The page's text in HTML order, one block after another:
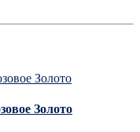
Золото